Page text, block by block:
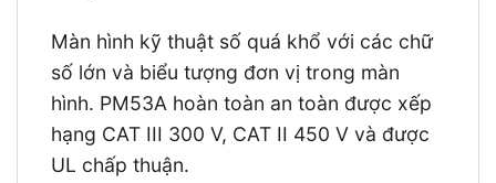
Màn hình kỹ thuật số quá khổ với các chữ
số lớn và biểu tượng đơn vị trong màn
hình. PM53A hoàn toàn an toàn được xếp
hạng CAT III 300 V, CAT II 450 V và được
UL chấp thuận.